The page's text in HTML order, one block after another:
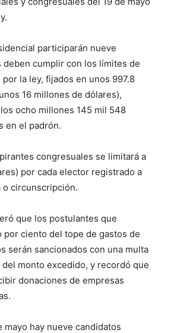
participarán nueve
deben cumplir con los límites de
la ley, fijados en unos 997.8
16 millones de dólares),
ocho millones 145 mil 548
en el padrón.
congresuales se limitará a
por cada elector registrado a
o circunscripción.
que los postulantes que
por ciento del tope de gastos de
serán sancionados con una multa
monto excedido, y recordó que
donaciones de empresas
mayo hay nueve candidatos